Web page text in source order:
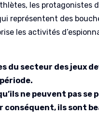
les protagonistes
représentent des
les activités
du secteur des jeux
ne peuvent pas
ils sont